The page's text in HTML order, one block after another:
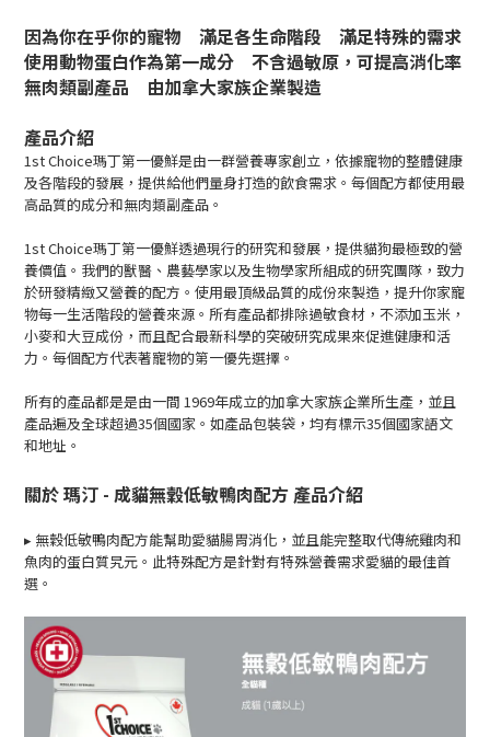
因為你在乎你的寵物 滿足各生命階段 滿足特殊的需求
使用動物蛋白作為第一成分 不含過敏原，可提高消化率
無肉類副產品 由加拿大家族企業製造
產品介紹
1st Choice瑪丁第一優鮮是由一群營養專家創立，依據寵物的整體健康
及各階段的發展，提供給他們量身打造的飲食需求。每個配方都使用最
高品質的成分和無肉類副產品。
1st Choice瑪丁第一優鮮透過現行的研究和發展，提供貓狗最極致的營
養價值。我們的獸醫、農藝學家以及生物學家所組成的研究團隊，致力
於研發精緻又營養的配方。使用最頂級品質的成份來製造，提升你家寵
物每一生活階段的營養來源。所有產品都排除過敏食材，不添加玉米，
小麥和大豆成份，而且配合最新科學的突破研究成果來促進健康和活
力。每個配方代表著寵物的第一優先選擇。
所有的產品都是是由一間 1969年成立的加拿大家族企業所生產，並且
產品遍及全球超過35個國家。如產品包裝袋，均有標示35個國家語文
和地址。
關於瑪汀 - 成貓無穀低敏鴨肉配方 產品介紹
▸ 無穀低敏鴨肉配方能幫助愛貓腸胃消化，並且能完整取代傳統雞肉和
魚肉的蛋白質旯元。此特殊配方是針對有特殊營養需求愛貓的最佳首
選。